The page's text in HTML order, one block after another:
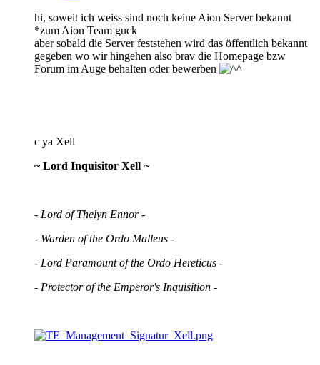
hi, soweit ich weiss sind noch keine Aion Server bekannt
*zum Aion Team guck
aber sobald die Server feststehen wird das öffentlich bekannt
gegeben wo wir hingehen also brav die Homepage bzw
Forum im Auge behalten oder bewerben
c ya Xell
~ Lord Inquisitor Xell ~
- Lord of Thelyn Ennor -
- Warden of the Ordo Malleus -
- Lord Paramount of the Ordo Hereticus -
- Protector of the Emperor's Inquisition -